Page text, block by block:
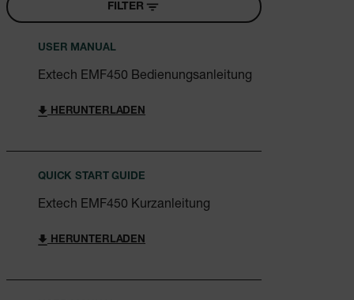
FILTER
USER MANUAL
Extech EMF450 Bedienungsanleitung
HERUNTERLADEN
QUICK START GUIDE
Extech EMF450 Kurzanleitung
HERUNTERLADEN